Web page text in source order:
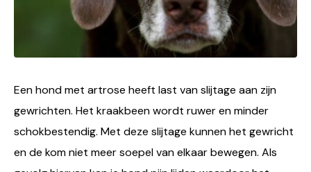
Een hond met artrose heeft last van slijtage aan zijn
gewrichten. Het kraakbeen wordt ruwer en minder
schokbestendig. Met deze slijtage kunnen het gewricht
en de kom niet meer soepel van elkaar bewegen. Als